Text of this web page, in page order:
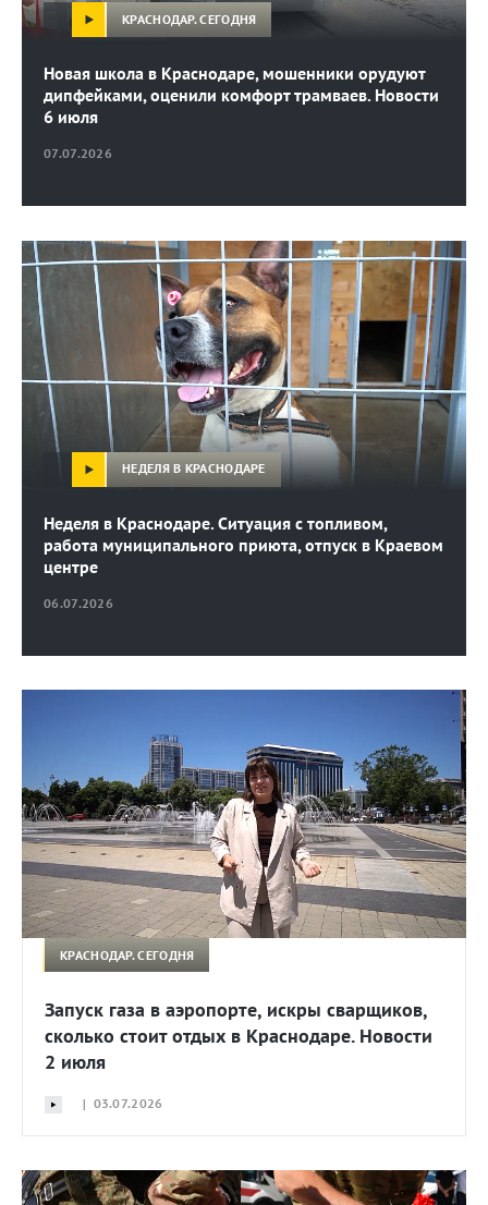
07.07.2026
Новая школа в Краснодаре, мошенники орудуют
дипфейками, оценили комфорт трамваев. Новости
6 июля
КРАСНОДАР. СЕГОДНЯ
06.07.2026
Неделя в Краснодаре. Ситуация с топливом,
работа муниципального приюта, отпуск в Краевом
центре
НЕДЕЛЯ В КРАСНОДАРЕ
КРАСНОДАР. СЕГОДНЯ
Запуск газа в аэропорте, искры сварщиков,
сколько стоит отдых в Краснодаре. Новости
2 июля
| 03.07.2026